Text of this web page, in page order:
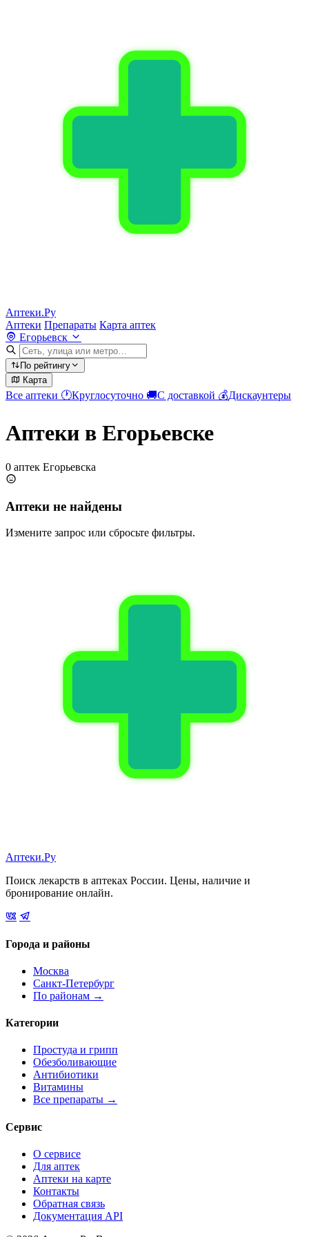
Аптеки.Ру
Аптеки Препараты Карта аптек
Егорьевск
По рейтингу
Карта
Все аптеки 🕐Круглосуточно 🚚С доставкой 💰Дискаунтеры
Аптеки в Егорьевске
0 аптек Егорьевска
Аптеки не найдены
Измените запрос или сбросьте фильтры.
Аптеки.Ру
Поиск лекарств в аптеках России. Цены, наличие и
бронирование онлайн.
Города и районы
Москва
Санкт-Петербург
По районам →
Категории
Простуда и грипп
Обезболивающие
Антибиотики
Витамины
Все препараты →
Сервис
О сервисе
Для аптек
Аптеки на карте
Контакты
Обратная связь
Документация API